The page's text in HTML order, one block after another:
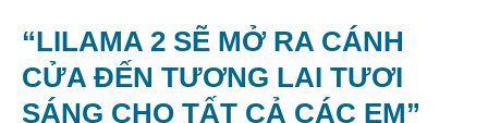
“LILAMA 2 SẼ MỞ RA CÁNH
CỬA ĐẾN TƯƠNG LAI TƯƠI
SÁNG CHO TẤT CẢ CÁC EM”